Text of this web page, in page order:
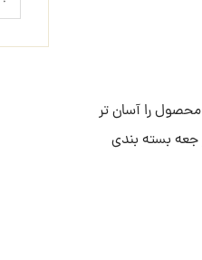
را آسان تر
جعه بسته بندی